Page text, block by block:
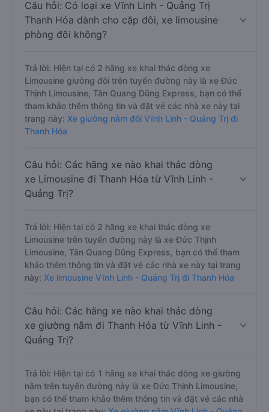
Câu hỏi: Có loại xe Vĩnh Linh - Quảng Trị
Thanh Hóa dành cho cặp đôi, xe limousine
phòng đôi không?
Trả lời: Hiện tại có 2 hãng xe khai thác dòng xe
Limousine giường đôi trên tuyến đường này là xe Đức
Thịnh Limousine, Tân Quang Dũng Express, bạn có thể
tham khảo thêm thông tin và đặt vé các nhà xe này tại
trang này: Xe giường nằm đôi Vĩnh Linh - Quảng Trị đi
Thanh Hóa
Câu hỏi: Các hãng xe nào khai thác dòng
xe Limousine đi Thanh Hóa từ Vĩnh Linh -
Quảng Trị?
Trả lời: Hiện tại có 2 hãng xe khai thác dòng xe
Limousine trên tuyến đường này là xe Đức Thịnh
Limousine, Tân Quang Dũng Express, bạn có thể tham
khảo thêm thông tin và đặt vé các nhà xe này tại trang
này: Xe limousine Vĩnh Linh - Quảng Trị đi Thanh Hóa
Câu hỏi: Các hãng xe nào khai thác dòng
xe giường nằm đi Thanh Hóa từ Vĩnh Linh -
Quảng Trị?
Trả lời: Hiện tại có 1 hãng xe khai thác dòng xe giường
nằm trên tuyến đường này là xe Đức Thịnh Limousine,
bạn có thể tham khảo thêm thông tin và đặt vé các nhà